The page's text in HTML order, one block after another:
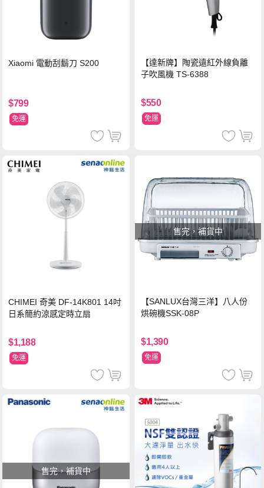
Xiaomi 電動刮鬍刀 S200
$799
免運
【達新牌】陶瓷遠紅外線負離
子吹風機 TS-6388
$550
免運
CHIMEI 奇美 DF-14K801 14吋
日系簡約涼感定時立扇
$1,188
免運
售完，補貨中
【SANLUX台灣三洋】八人份
烘碗機SSK-08P
$1,390
免運
售完，補貨中